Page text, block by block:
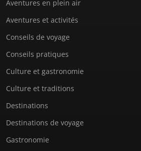
Aventures en plein air
Aventures et activités
Conseils de voyage
Conseils pratiques
Culture et gastronomie
Culture et traditions
Destinations
Destinations de voyage
Gastronomie